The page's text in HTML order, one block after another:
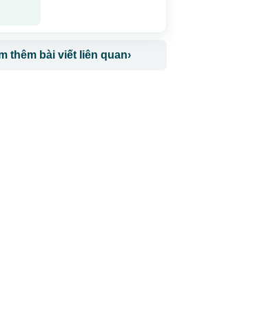
thêm bài viết liên quan›